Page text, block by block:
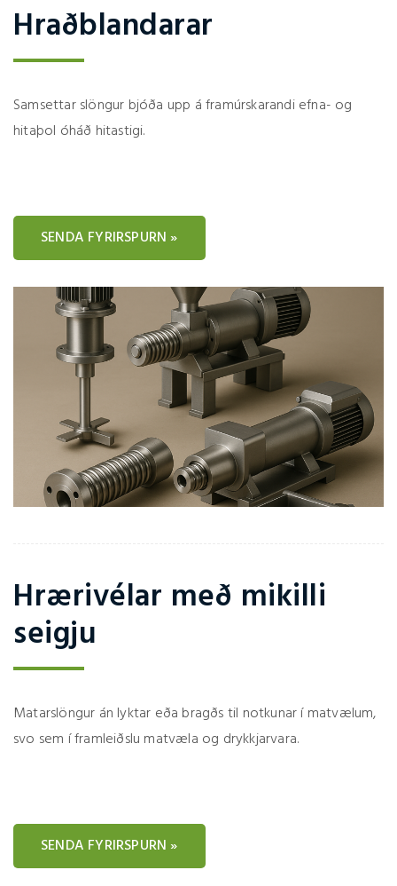
Hraðblandarar
Samsettar slöngur bjóða upp á framúrskarandi efna- og
hitaþol óháð hitastigi.
SENDA FYRIRSPURN »
Hrærivélar með mikilli
seigju
Matarslöngur án lyktar eða bragðs til notkunar í matvælum,
svo sem í framleiðslu matvæla og drykkjarvara.
SENDA FYRIRSPURN »